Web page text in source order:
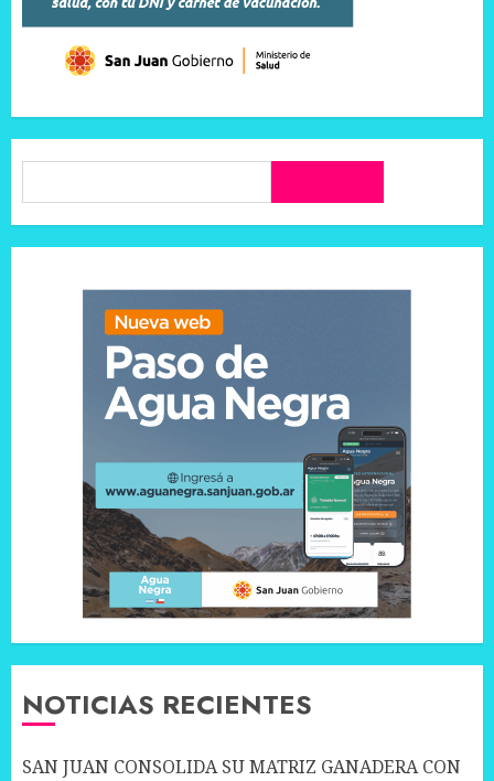
NOTICIAS RECIENTES
SAN JUAN CONSOLIDA SU MATRIZ GANADERA CON